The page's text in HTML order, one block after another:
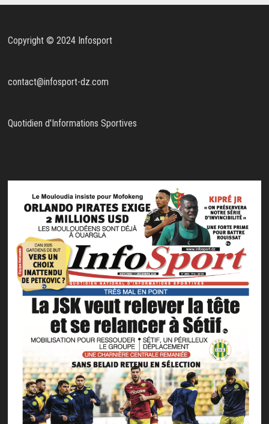
Copyright © 2024 Infosport
contact@infosport-dz.com
Quotidien d'Informations Sportives